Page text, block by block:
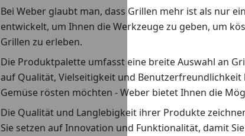
Bei Weber glaubt man, dass Grillen mehr ist als nur
entwickelt, um Ihnen die Werkzeuge zu geben, um
Grillen zu erleben.
Die Produktpalette umfasst eine breite Auswahl an
auf Qualität, Vielseitigkeit und Benutzerfreundlichkeit
Gemüse rösten möchten - Weber bietet Ihnen die
Die Qualität und Langlebigkeit ihrer Produkte
Sie setzen auf Innovation und Funktionalität, damit